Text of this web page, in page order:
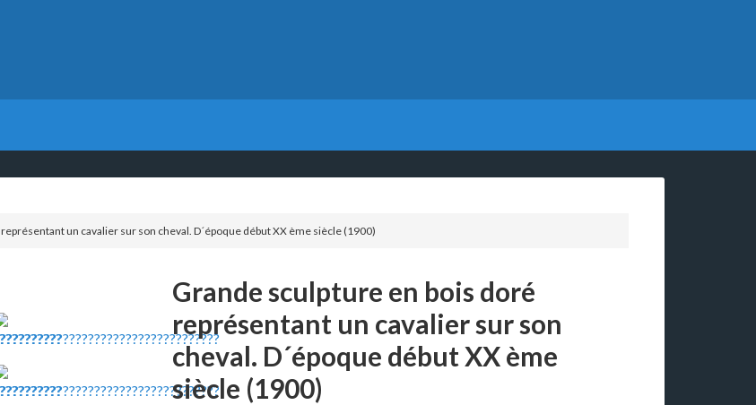
un cavalier sur son cheval. D´époque début XX ème siècle (1900)
Grande sculpture en bois doré
représentant un cavalier sur son
cheval. D´époque début XX ème
siècle (1900)